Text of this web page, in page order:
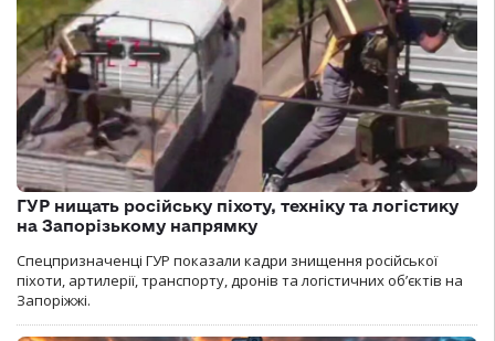
ГУР нищать російську піхоту, техніку та логістику
на Запорізькому напрямку
Спецпризначенці ГУР показали кадри знищення російської
піхоти, артилерії, транспорту, дронів та логістичних об’єктів на
Запоріжжі.